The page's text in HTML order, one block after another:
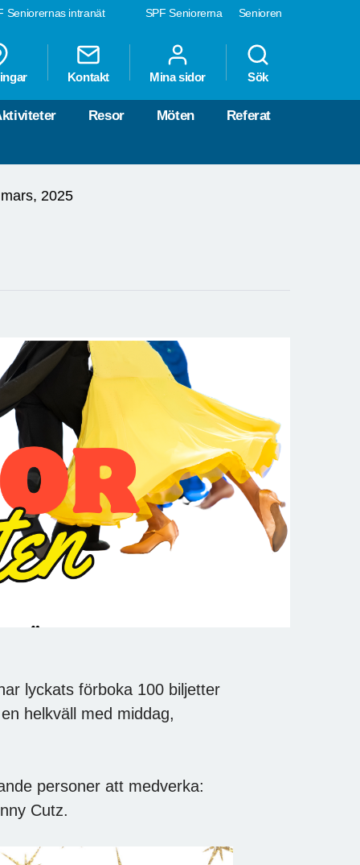
SPF Seniorerna Senioren
Seniorernas intranät
Kontakt Mina sidor Sök
Resor Möten Referat
2025
lyckats förboka 100 biljetter
helkväll med middag,
personer att medverka:
Cutz.